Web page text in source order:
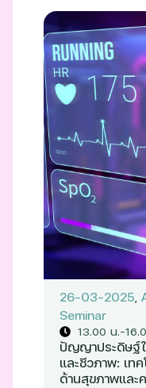
26-03-2025,
Seminar
13.00 น
ปัญญาประดิษฐ์
และชีวภาพ: เท
ด้านสุขภาพและ